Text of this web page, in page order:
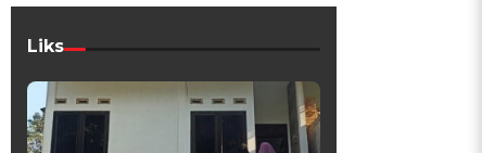
Liks